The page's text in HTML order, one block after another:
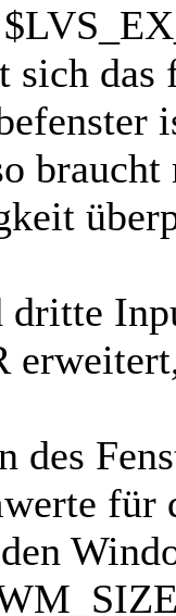
sich
braucht
dritte
des
für